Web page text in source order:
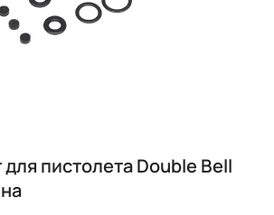
пистолета Double Bell